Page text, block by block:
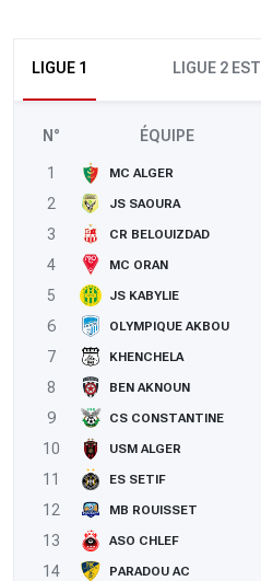
LIGUE 1 LIGUE 2 EST
N° ÉQUIPE
1 MC ALGER
2
JS SAOURA
3
CR BELOUIZDAD
4
MC ORAN
5
JS KABYLIE
6
OLYMPIQUE AKBOU
7
KHENCHELA
8
BEN AKNOUN
9
CS CONSTANTINE
10
USM ALGER
11
ES SETIF
12
MB ROUISSET
13
ASO CHLEF
14
PARADOU AC